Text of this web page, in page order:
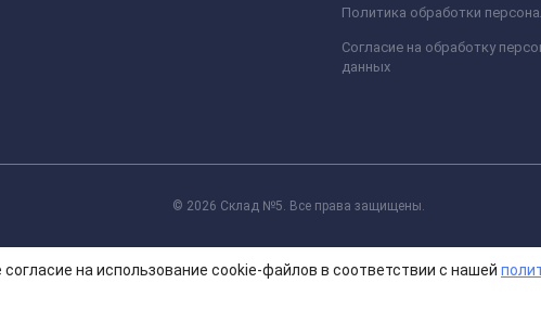
Политика обработки
Согласие на обработку
данных
© 2026 Склад №5. Все права защищены.
на использование cookie-файлов в соответствии с нашей